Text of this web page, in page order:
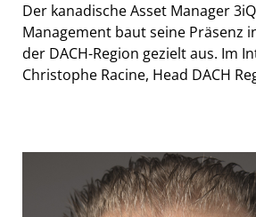
Der kanadische Asset Manager
Management baut seine Präsenz
der DACH-Region gezielt aus. Im
Christophe Racine, Head DACH